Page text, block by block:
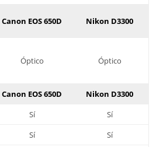
Canon EOS 650D Nikon D3300
Óptico Óptico
Canon EOS 650D
Nikon D3300
Sí
Sí
Sí
Sí